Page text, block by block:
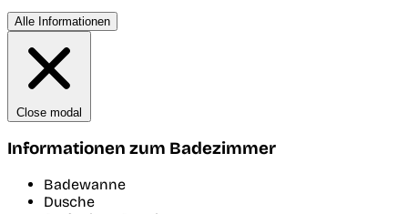
Alle Informationen
Close modal
Informationen zum Badezimmer
Badewanne
Dusche